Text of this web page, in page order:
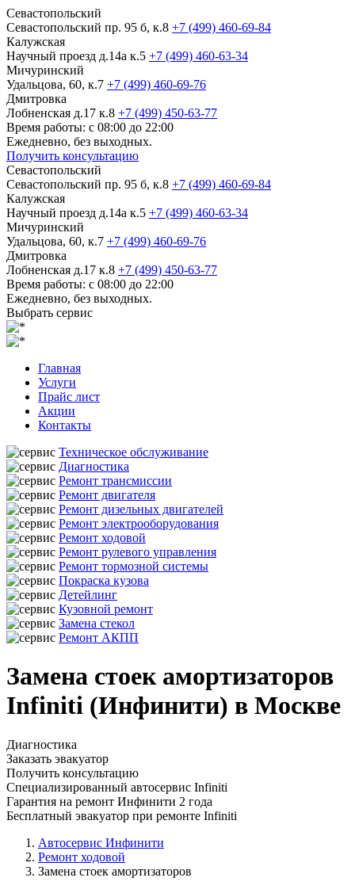
Севастопольский
Севастопольский пр. 95 б, к.8 +7 (499) 460-69-84
Калужская
Научный проезд д.14а к.5 +7 (499) 460-63-34
Мичуринский
Удальцова, 60, к.7 +7 (499) 460-69-76
Дмитровка
Лобненская д.17 к.8 +7 (499) 450-63-77
Время работы: с 08:00 до 22:00
Ежедневно, без выходных.
Получить консультацию
Севастопольский
Севастопольский пр. 95 б, к.8 +7 (499) 460-69-84
Калужская
Научный проезд д.14а к.5 +7 (499) 460-63-34
Мичуринский
Удальцова, 60, к.7 +7 (499) 460-69-76
Дмитровка
Лобненская д.17 к.8 +7 (499) 450-63-77
Время работы: с 08:00 до 22:00
Ежедневно, без выходных.
Выбрать сервис
Главная
Услуги
Прайс лист
Акции
Контакты
Техническое обслуживание
Диагностика
Ремонт трансмиссии
Ремонт двигателя
Ремонт дизельных двигателей
Ремонт электрооборудования
Ремонт ходовой
Ремонт рулевого управления
Ремонт тормозной системы
Покраска кузова
Детейлинг
Кузовной ремонт
Замена стекол
Ремонт АКПП
Замена стоек амортизаторов
Infiniti (Инфинити) в Москве
Диагностика
Заказать эвакуатор
Получить консультацию
Специализированный автосервис Infiniti
Гарантия на ремонт Инфинити 2 года
Бесплатный эвакуатор при ремонте Infiniti
Автосервис Инфинити
Ремонт ходовой
Замена стоек амортизаторов